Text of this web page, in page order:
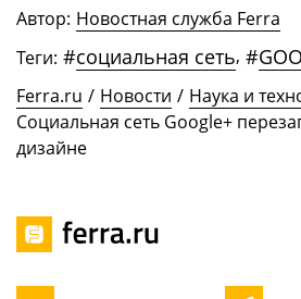
Автор: Новостная служба Ferra
Теги: #социальная сеть, #
Ferra.ru / Новости / Наука и
Социальная сеть Google+
дизайне